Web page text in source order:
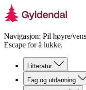
Navigasjon: Pil høyre/
Escape for å lukke.
Litteratur
Fag og utdanning